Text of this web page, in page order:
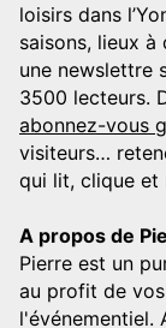
loisirs dans
saisons, lieux
une newslettre
3500 lecteurs.
abonnez-vous
visiteurs…
qui lit, clique et
A propos de
Pierre est un
au profit de
l'événementiel.